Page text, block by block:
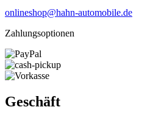
onlineshop@hahn-automobile.de
Zahlungsoptionen
Geschäft